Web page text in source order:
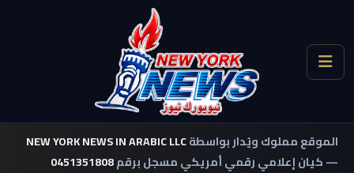
الموقع مملوك ويُدار بواسطةNEW YORK NEWS IN ARABIC LLC
— كيان إعلامي رقمي أمريكي مسجل برقم0451351808